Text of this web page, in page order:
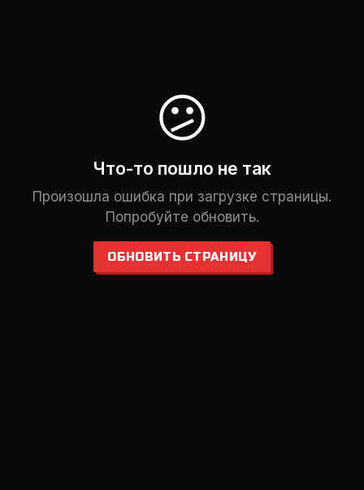
😕
Что-то пошло не так
Произошла ошибка при загрузке страницы.
Попробуйте обновить.
ОБНОВИТЬ СТРАНИЦУ